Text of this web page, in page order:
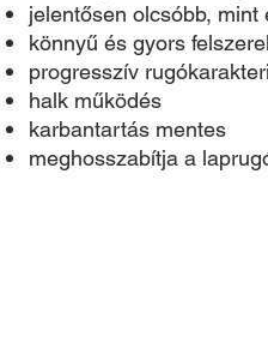
jelentősen olcsóbb, mint
könnyű és gyors
progresszív
halk működés
karbantartás mentes
meghosszabítja a